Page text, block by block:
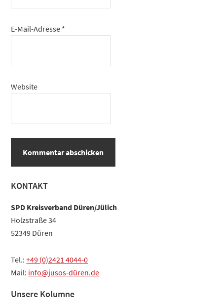
E-Mail-Adresse *
Website
Haupt-
Sidebar
KONTAKT
SPD Kreisverband Düren/Jülich
Holzstraße 34
52349 Düren
Tel.:+49 (0)2421 4044-0
Mail: info@jusos-düren.de
Unsere Kolumne